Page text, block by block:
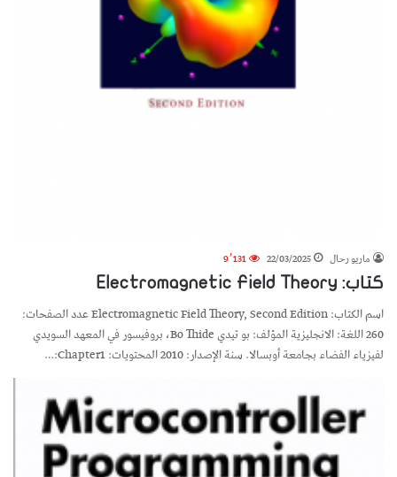
ماريو رحال 22/03/2025
9٬131
كتاب: Electromagnetic Field Theory
اسم الكتاب: Electromagnetic Field Theory, Second Edition عدد الصفحات:
260 اللغة: الانجليزية المؤلف: بو تيدي Bo Thide، بروفيسور في المعهد السويدي
لفيزياء الفضاء بجامعة أوبسالا. سنة الإصدار: 2010 المحتويات: Chapter1:…